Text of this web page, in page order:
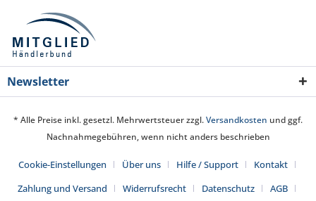
Newsletter
* Alle Preise inkl. gesetzl. Mehrwertsteuer zzgl.Versandkosten und ggf.
Nachnahmegebühren, wenn nicht anders beschrieben
Cookie-Einstellungen Über uns Hilfe / Support
Kontakt
Zahlung und Versand
Widerrufsrecht Datenschutz
AGB